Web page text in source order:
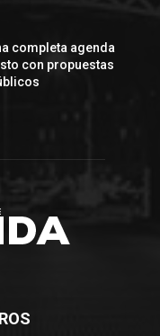
completa agenda
con propuestas